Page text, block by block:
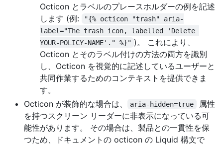
Octicon とラベルのプレースホルダーの例を記述
します (例:
"{% octicon "trash" aria-
label="The trash icon, labelled 'Delete
YOUR-POLICY-NAME'." %}" )。 これにより、
Octicon とそのラベル付けの方法の両方を識別
し、Octicon を視覚的に記述しているユーザーと
共同作業するためのコンテキストを提供できま
す。
Octicon が装飾的な場合は、
aria-hidden=true
属性
を持つスクリーン リーダーに非表示になっている可
能性があります。 その場合は、製品との一貫性を保
つため、ドキュメントの octicon の Liquid 構文で